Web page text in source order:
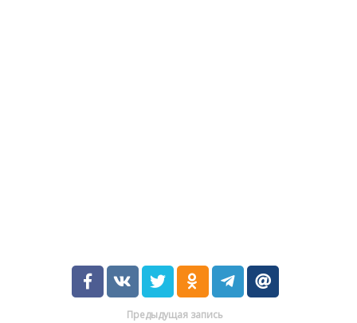
Предыдущая запись